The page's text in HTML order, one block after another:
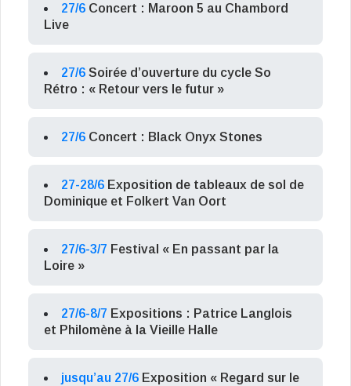
27/6 Concert : Maroon 5 au Chambord
Live
27/6 Soirée d’ouverture du cycle So
Rétro : « Retour vers le futur »
27/6 Concert : Black Onyx Stones
27-28/6 Exposition de tableaux de sol de
Dominique et Folkert Van Oort
27/6-3/7 Festival « En passant par la
Loire »
27/6-8/7 Expositions : Patrice Langlois
et Philomène à la Vieille Halle
jusqu’au 27/6 Exposition « Regard sur le